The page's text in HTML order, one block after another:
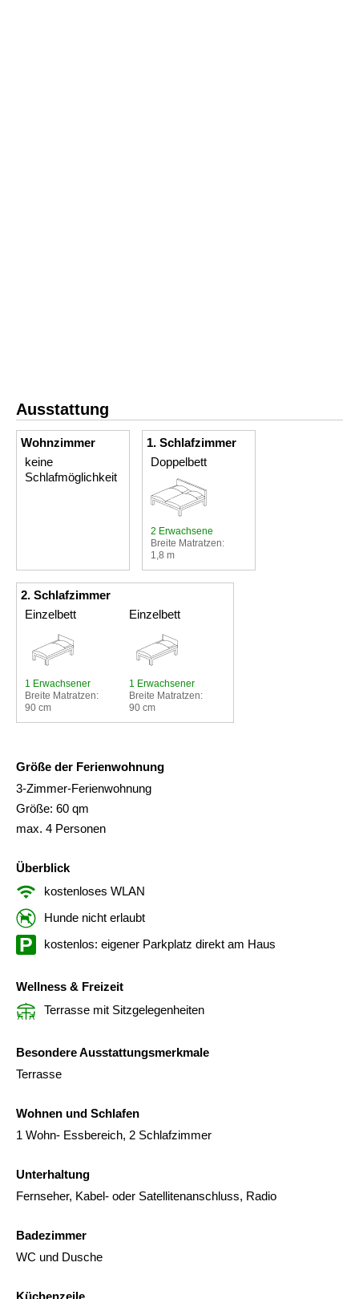
Ausstattung
Wohnzimmer
keine
Schlafmöglichkeit
1. Schlafzimmer
Doppelbett
2 Erwachsene
Breite Matratzen:
1,8 m
2. Schlafzimmer
Einzelbett
1 Erwachsener
Breite Matratzen:
90 cm
Einzelbett
1 Erwachsener
Breite Matratzen:
90 cm
Größe der Ferienwohnung
3-Zimmer-Ferienwohnung
Größe: 60 qm
max. 4 Personen
Überblick
kostenloses WLAN
Hunde nicht erlaubt
kostenlos: eigener Parkplatz direkt am Haus
Wellness & Freizeit
Terrasse mit Sitzgelegenheiten
Besondere Ausstattungsmerkmale
Terrasse
Wohnen und Schlafen
1 Wohn- Essbereich, 2 Schlafzimmer
Unterhaltung
Fernseher, Kabel- oder Satellitenanschluss, Radio
Badezimmer
WC und Dusche